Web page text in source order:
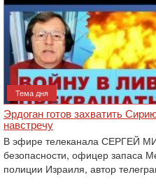
Тема дня
Эрдоган готов захватить
навстречу
В эфире телеканала СЕРГЕЙ
безопасности, офицер запаса
полиции Израиля, автор